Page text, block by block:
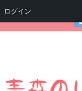
ログイン